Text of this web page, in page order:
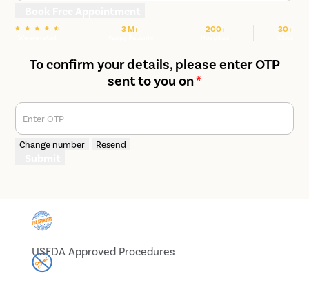
3 M+ 200+ 30+
To confirm your details, please enter OTP
sent to you on*
Enter OTP
Change number Resend
USFDA Approved Procedures